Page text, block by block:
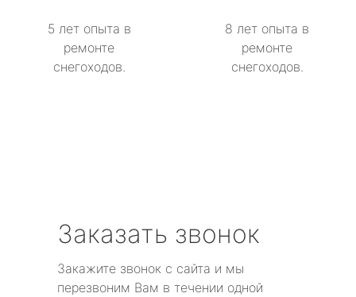
5 лет опыта в
ремонте
снегоходов.
8 лет опыта в
ремонте
снегоходов.
Заказать звонок
Закажите звонок с сайта и мы
перезвоним Вам в течении одной